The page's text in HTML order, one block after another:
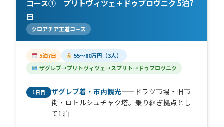
コース① プリトヴィツェ＋ドゥブロヴニク 5泊7
日
クロアチア王道コース
5泊7日
55〜80万円（3人）
ザグレブ→プリトヴィツェ→スプリト→ドゥブロヴニク
1日目 ザグレブ着・市内観光——ドラツ市場・旧市
街・ロトルシュチャク塔。乗り継ぎ拠点とし
て1泊